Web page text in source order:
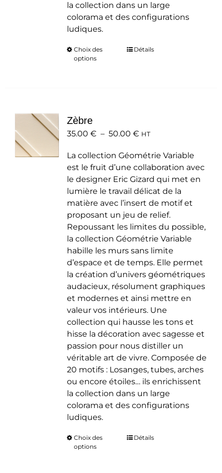
la collection dans un large
colorama et des configurations
ludiques.
Choix des
options
Ce
peuvent
choisies
sur
la
page
du
produit
Détails
Zèbre
35.00 € – 50.00 €Plage
prix :
35.00 €
à
50.00 €
HT
La collection Géométrie Variable
est le fruit d’une collaboration avec
le designer Eric Gizard qui met en
lumière le travail délicat de la
matière avec l’insert de motif et
proposant un jeu de relief.
Repoussant les limites du possible,
la collection Géométrie Variable
habille les murs sans limite
d’espace et de temps. Elle permet
la création d’univers géométriques
audacieux, résolument graphiques
et modernes et ainsi mettre en
valeur vos intérieurs. Une
collection qui hausse les tons et
hisse la décoration avec sagesse et
passion pour nous distiller un
véritable art de vivre. Composée de
20 motifs : Losanges, tubes, arches
ou encore étoiles… ils enrichissent
la collection dans un large
colorama et des configurations
ludiques.
Choix des
options
CeDétails